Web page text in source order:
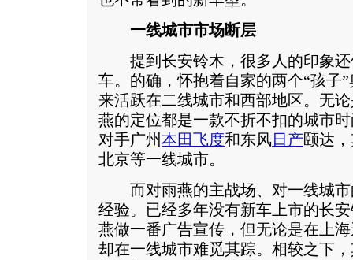
一线城市市场断层
提到长安铃木，很多人的印象还
车。的确，怀抱着自家的两个“孩子
来活跃在二线城市和西部地区。无
燕的定位都是一款不折不扣的城市
对手广州本田飞度和东风日产颐达
北京等一线城市。
而对雨燕的主战场、对一线城市
经验。已经多年没有新车上市的长
燕做一番广告宣传，但无论是在上
却在一线城市难觅其踪。相较之下